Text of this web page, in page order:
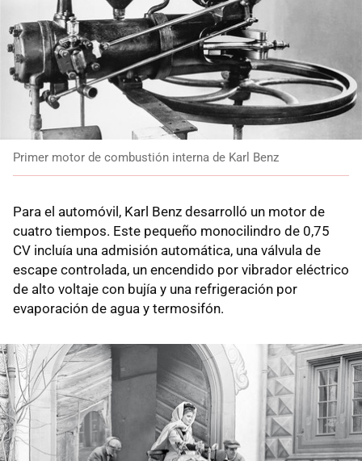
Primer motor de combustión interna de Karl Benz
Para el automóvil, Karl Benz desarrolló un motor de
cuatro tiempos. Este pequeño monocilindro de 0,75
CV incluía una admisión automática, una válvula de
escape controlada, un encendido por vibrador eléctrico
de alto voltaje con bujía y una refrigeración por
evaporación de agua y termosifón.